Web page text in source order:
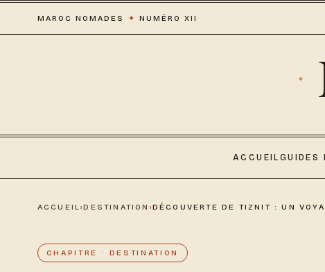
MAROC NOMADES ✦ NUMÉRO XII
ACCUEIL GUIDES
ACCUEIL›DESTINATION ›DÉCOUVERTE DE TIZNIT : UN
CHAPITRE · DESTINATION